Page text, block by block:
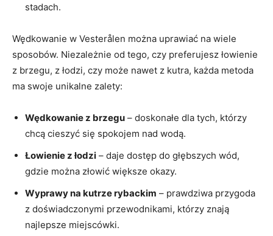
stadach.
Wędkowanie w Vesterålen można uprawiać na wiele
sposobów. Niezależnie od tego, czy preferujesz łowienie
z brzegu, z łodzi, czy może nawet z kutra, każda metoda
ma swoje unikalne zalety:
Wędkowanie z brzegu – doskonałe dla tych, którzy
chcą cieszyć się spokojem nad wodą.
Łowienie z łodzi – daje dostęp do głębszych wód,
gdzie można złowić większe okazy.
Wyprawy na kutrze rybackim – prawdziwa przygoda
z doświadczonymi przewodnikami, którzy znają
najlepsze miejscówki.